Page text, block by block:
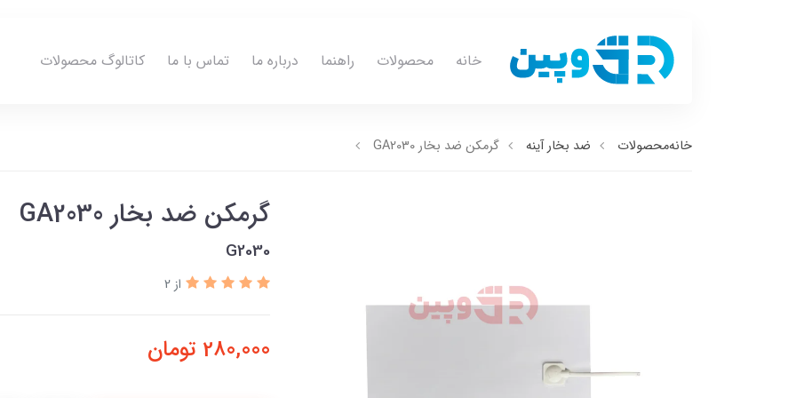
خانه محصولات راهنما درباره ما تماس با ما کاتالوگ محصولات
خانهمحصولات ضد بخار آینه گرمکن ضد بخار GA2030
گرمکن ضد بخار GA2030
G2030
از 2
280,000 تومان